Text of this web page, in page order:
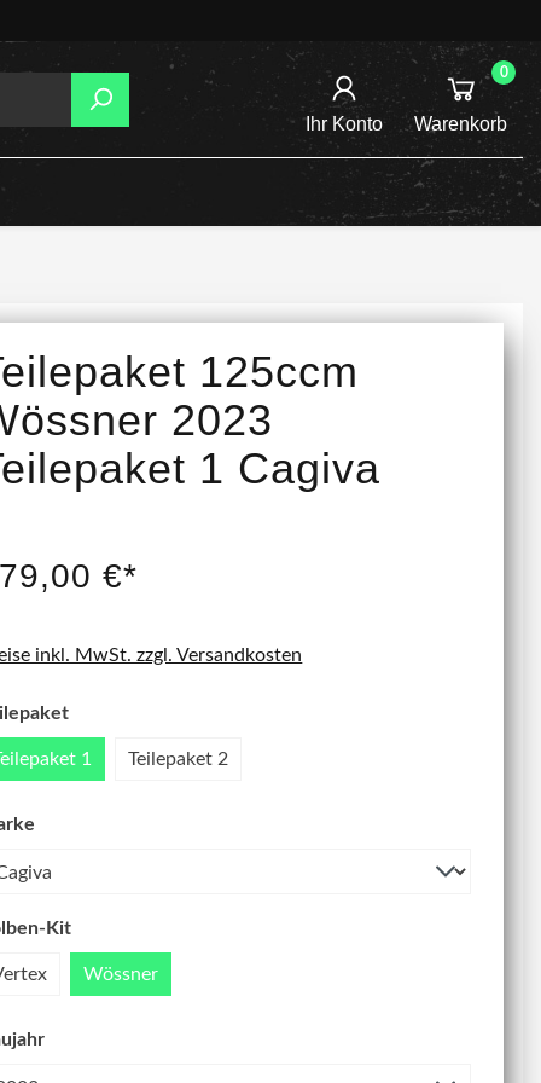
Ihr Konto
0
Warenkorb
/
NEU
125ccm
2023
1 Cagiva
€*
inkl. MwSt. zzgl. Versandkosten
1 Teilepaket 2
Kit
Wössner